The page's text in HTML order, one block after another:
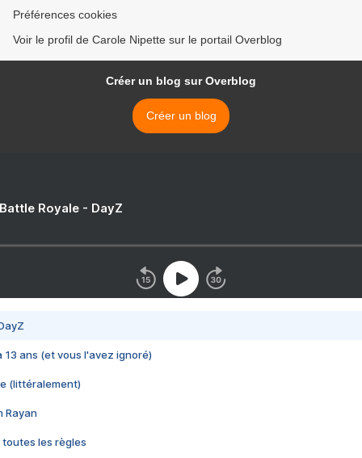
Préférences cookies
Voir le profil de Carole Nipette sur le portail Overblog
Créer un blog sur Overblog
Créer un blog
Royale - DayZ
13 ans (et vous l'avez ignoré)
(littéralement)
Rayan
toutes les règles